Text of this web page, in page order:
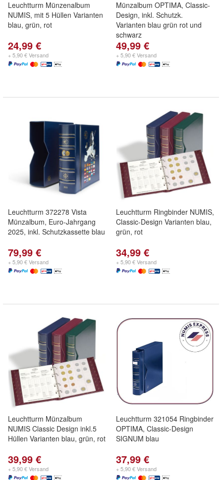
Leuchtturm Münzenalbum
NUMIS, mit 5 Hüllen Varianten
blau, grün, rot
24,99 €
+ 5,90 € Versand
Münzalbum OPTIMA, Classic-
Design, inkl. Schutzk.
Varianten blau grün rot und
schwarz
49,99 €
+ 5,90 € Versand
Leuchtturm 372278 Vista
Münzalbum, Euro-Jahrgang
2025, inkl. Schutzkassette blau
79,99 €
+ 5,90 € Versand
Leuchtturm Ringbinder NUMIS,
Classic-Design Varianten blau,
grün, rot
34,99 €
+ 5,90 € Versand
Leuchtturm Münzalbum
NUMIS Classic Design inkl.5
Hüllen Varianten blau, grün, rot
39,99 €
+ 5,90 € Versand
Leuchtturm 321054 Ringbinder
OPTIMA, Classic-Design
SIGNUM blau
37,99 €
+ 5,90 € Versand